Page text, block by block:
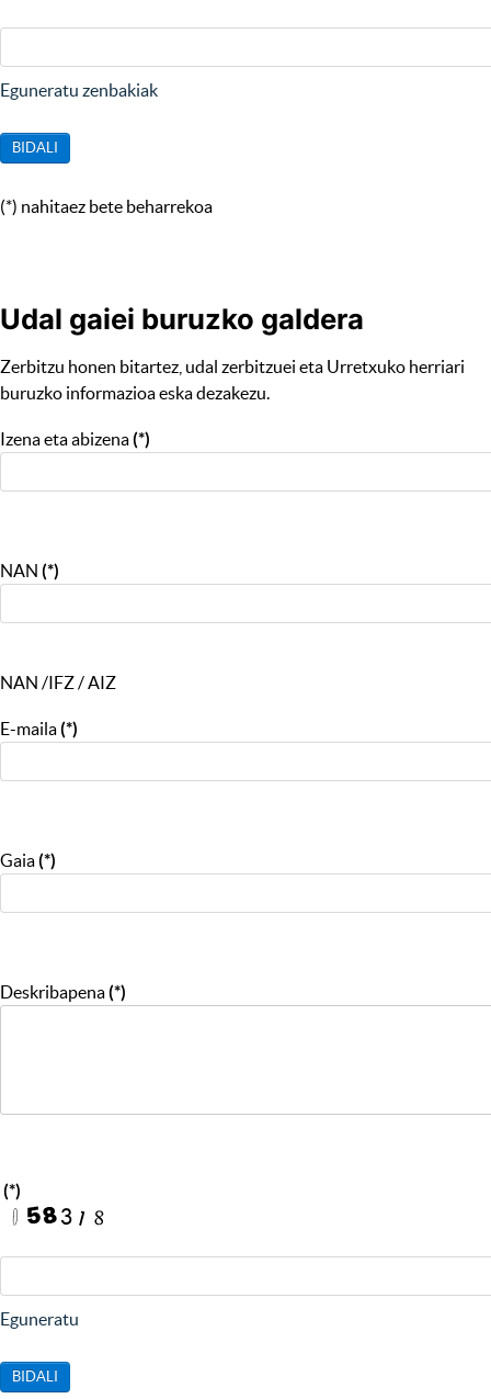
Eguneratu zenbakiak
BIDALI
(*) nahitaez bete beharrekoa
Udal gaiei buruzko galdera
Zerbitzu honen bitartez, udal zerbitzuei eta Urretxuko herriari
buruzko informazioa eska dezakezu.
Izena eta abizena(*)
NAN (*)
NAN /IFZ / AIZ
E-maila(*)
Gaia(*)
Deskribapena(*)
(*)
Eguneratu
BIDALI